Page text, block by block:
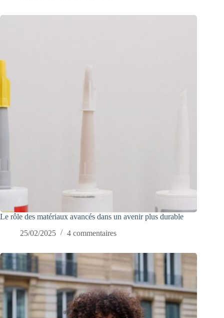
Le rôle des matériaux avancés dans un avenir plus durable
25/02/2025
4 commentaires